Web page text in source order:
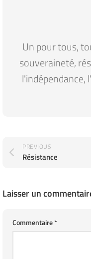
Un pour tous,
souveraineté,
l'indépendance,
PREVIOUS
Résistance
Laisser un
Commentaire*